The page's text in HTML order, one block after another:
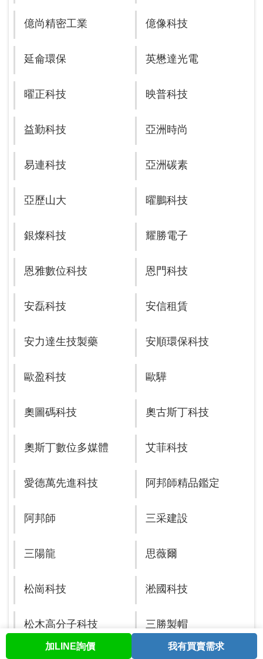
股票查詢 與我聯繫 會員中心
億尚精密工業 億像科技
延侖環保 英懋達光電
曜正科技 映普科技
益勤科技 亞洲時尚
易連科技 亞洲碳素
亞歷山大 曜鵬科技
銀燦科技 耀勝電子
恩雅數位科技 恩門科技
安磊科技 安信租賃
安力達生技製藥 安順環保科技
歐盈科技 歐驊
奧圖碼科技 奧古斯丁科技
奧斯丁數位多媒體 艾菲科技
愛德萬先進科技 阿邦師精品鑑定
阿邦師 三采建設
三陽龍 思薇爾
松崗科技 淞國科技
松木高分子科技 三勝製帽
加LINE詢價 我有買賣需求